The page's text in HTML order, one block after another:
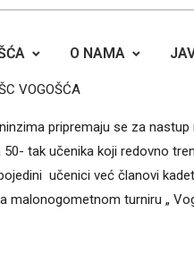
O NAMA
VOGOŠĆA
pripremaju se za
tak učenika koji redovno
učenici već članovi
malonogometnom turniru „